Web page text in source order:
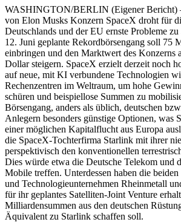
WASHINGTON/BERLIN (Eigener Bericht)
von Elon Musks Konzern SpaceX droht für
Deutschlands und der EU ernste Probleme
12. Juni geplante Rekordbörsengang soll 75
einbringen und den Marktwert des
Dollar steigern. SpaceX erzielt derzeit noch
auf neue, mit KI verbundene Technologien
Rechenzentren im Weltraum, um hohe
schüren und beispiellose Summen zu
Börsengang, anders als üblich, deutschen
Anlegern besonders günstige Optionen, was
einer möglichen Kapitalflucht aus Europa
die SpaceX-Tochterfirma Starlink mit ihrer
perspektivisch den konventionellen
Dies würde etwa die Deutsche Telekom und
Mobile treffen. Unterdessen haben die beiden
und Technologieunternehmen Rheinmetall
für ihr geplantes Satelliten-Joint Venture
Milliardensummen aus den deutschen
Äquivalent zu Starlink schaffen soll.